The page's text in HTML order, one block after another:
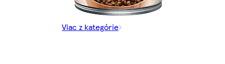
Viac z kategórie